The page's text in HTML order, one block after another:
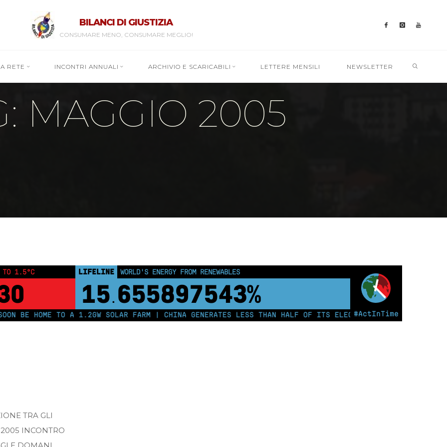
BILANCI DI GIUSTIZIA
CONSUMARE MENO, CONSUMARE MEGLIO!
RETE INCONTRI ANNUALI ARCHIVIO E SCARICABILI LETTERE MENSILI NEWSLETTER
MAGGIO 2005
#ActInTime
TO 1.5°C LIFELINE WORLD'S ENERGY FROM RENEWABLES
15 . 655897548%
HOME TO A 1.2GW SOLAR FARM | CHINA GENERATES LESS THAN HALF OF ITS ELECTRICITY FROM COAL
TRA GLI
INCONTRO
E DOMANI